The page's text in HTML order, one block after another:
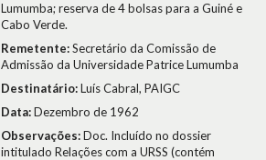
Lumumba; reserva de 4 bolsas para a Guiné e
Cabo Verde.
Remetente:Secretário da Comissão de
Admissão da Universidade Patrice Lumumba
Destinatário:Luís Cabral, PAIGC
Data:Dezembro de 1962
Observações:Doc. Incluído no dossier
intitulado Relações com a URSS (contém